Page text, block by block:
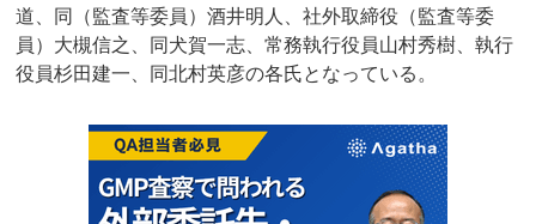
道、同（監査等委員）酒井明人、社外取締役（監査等委
員）大槻信之、同犬賀一志、常務執行役員山村秀樹、執行
役員杉田建一、同北村英彦の各氏となっている。